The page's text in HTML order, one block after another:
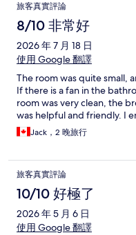
旅客真實評論
8/10 非常好
2026 年 7 月 18 日
使用 Google 翻譯
The room was quite small,
If there is a fan in the
room was very clean, the
was helpful and friendly. I
Jack，2 晚旅行
旅客真實評論
10/10 好極了
2026 年 5 月 6 日
使用 Google 翻譯